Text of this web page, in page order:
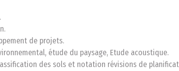
de projets.
étude du paysage, Etude acoustique.
des sols et notation révisions de